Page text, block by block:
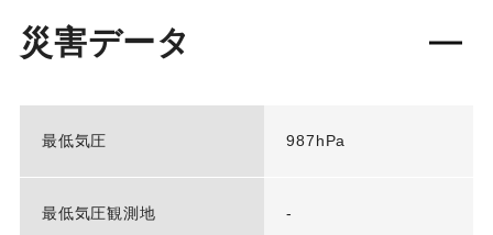
災害データ
最低気圧 987hPa
最低気圧観測地 -